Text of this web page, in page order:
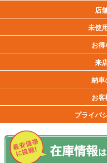
店
未使
お得
来
納車
お客
プライバ